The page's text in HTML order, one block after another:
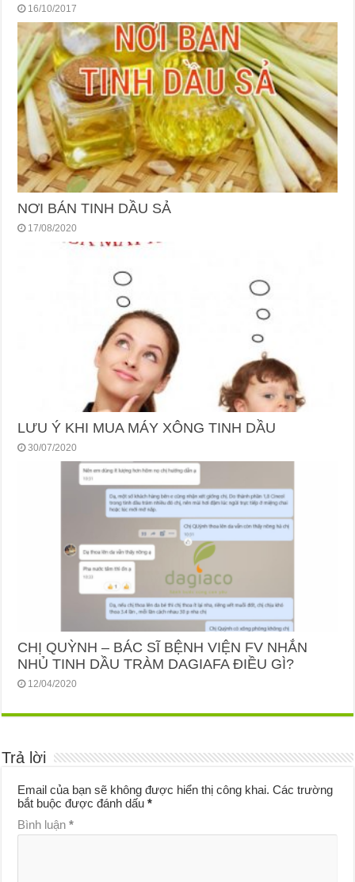
16/10/2017
NƠI BÁN TINH DẦU SẢ
17/08/2020
LƯU Ý KHI MUA MÁY XÔNG TINH DẦU
30/07/2020
CHỊ QUỲNH – BÁC SĨ BỆNH VIỆN FV NHẮN
NHỦ TINH DẦU TRÀM DAGIAFA ĐIỀU GÌ?
12/04/2020
Trả lời
Email của bạn sẽ không được hiển thị công khai. Các trường
bắt buộc được đánh dấu*
Bình luận*